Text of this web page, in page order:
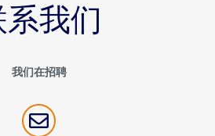
我们
我们在招聘
